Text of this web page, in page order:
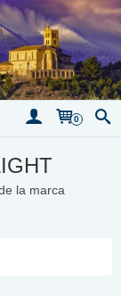
0
la marca